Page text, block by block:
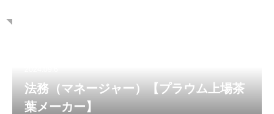
法務（マネージャー）【プラウム上場茶
葉メーカー】